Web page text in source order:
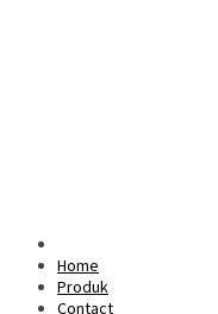
Home
Produk
Contact